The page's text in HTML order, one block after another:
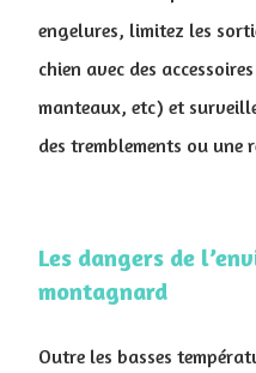
engelures, limitez les
chien avec des
manteaux, etc) et
des tremblements ou une
Les dangers de
montagnard
Outre les basses